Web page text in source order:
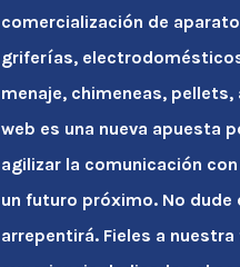
comercialización de
griferías,
menaje, chimeneas,
web es una nueva apuesta
agilizar la comunicación
un futuro próximo. No
arrepentirá. Fieles a